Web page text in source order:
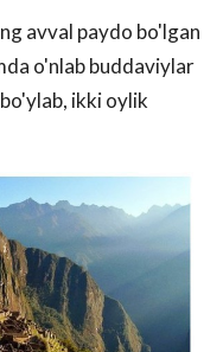
avval paydo bo'lgan
o'nlab buddaviylar
ikki oylik